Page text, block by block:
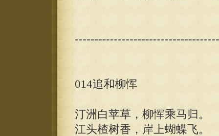
014追和柳恽
汀洲白苹草，柳恽乘马归。
江头楂树香，岸上蝴蝶飞。